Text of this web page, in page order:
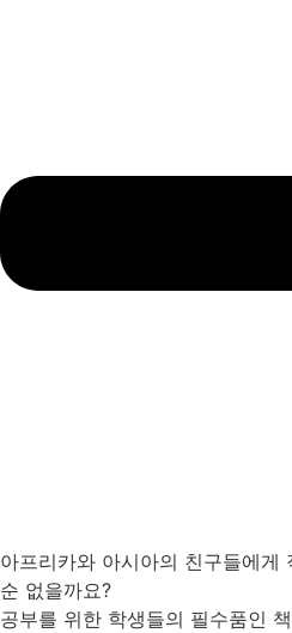
아프리카와 아시아의 친구들에게
순 없을까요?
공부를 위한 학생들의 필수품인